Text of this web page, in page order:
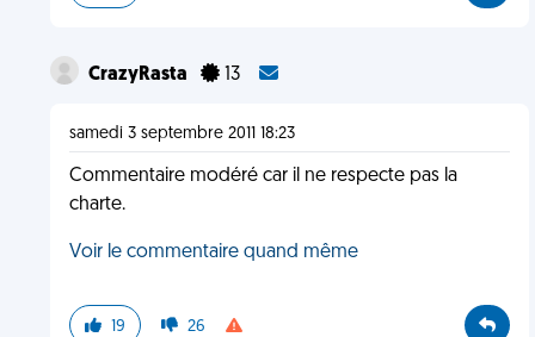
CrazyRasta 13
samedi 3 septembre 2011 18:23
Commentaire modéré car il ne respecte pas la
charte.
Voir le commentaire quand même
19 26